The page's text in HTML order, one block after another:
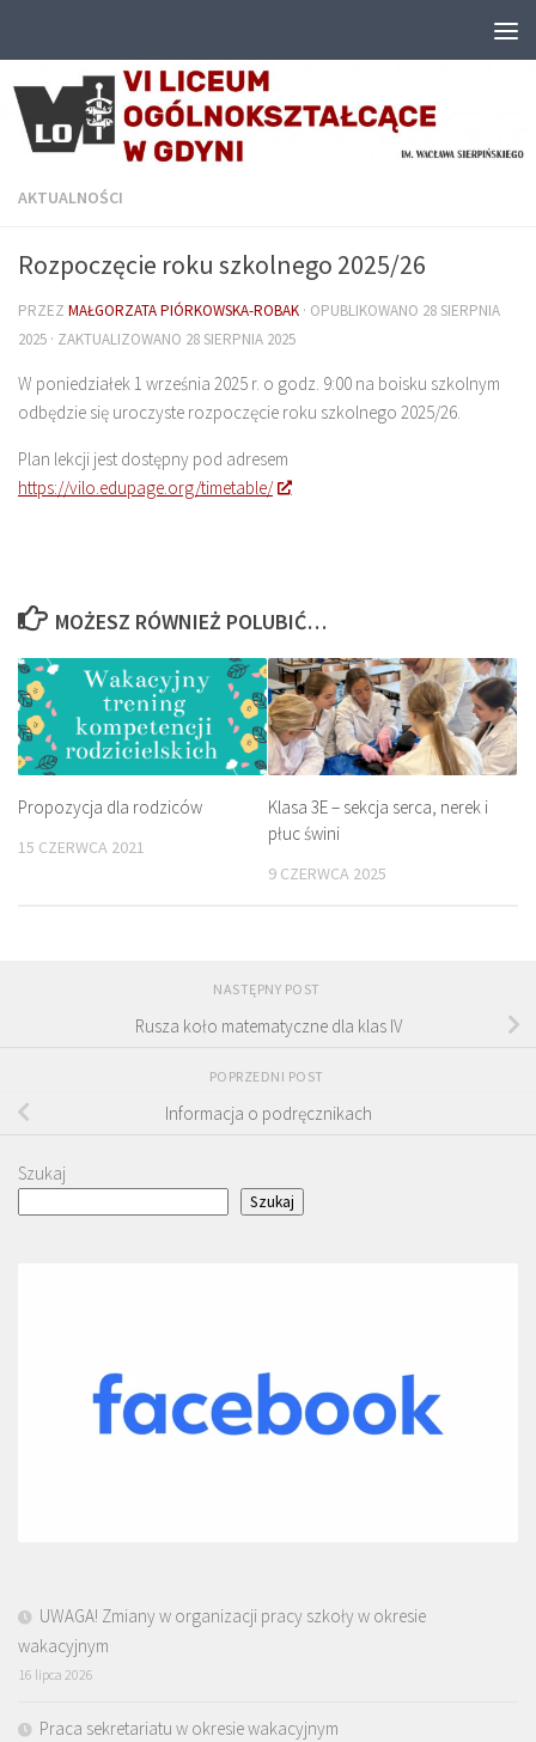
AKTUALNOŚCI
Rozpoczęcie roku szkolnego 2025/26
PRZEZ MAŁGORZATA PIÓRKOWSKA-ROBAK · OPUBLIKOWANO 28 SIERPNIA
2025 · ZAKTUALIZOWANO 28 SIERPNIA 2025
W poniedziałek 1 września 2025 r. o godz. 9:00 na boisku szkolnym
odbędzie się uroczyste rozpoczęcie roku szkolnego 2025/26.
Plan lekcji jest dostępny pod adresem
https://vilo.edupage.org/timetable/
MOŻESZ RÓWNIEŻ POLUBIĆ…
Propozycja dla rodziców
15 CZERWCA 2021
Klasa 3E – sekcja serca, nerek i
płuc świni
9 CZERWCA 2025
NASTĘPNY POST
Rusza koło matematyczne dla klas IV
POPRZEDNI POST
Informacja o podręcznikach
Szukaj
Szukaj
UWAGA! Zmiany w organizacji pracy szkoły w okresie
wakacyjnym
16 lipca 2026
Praca sekretariatu w okresie wakacyjnym